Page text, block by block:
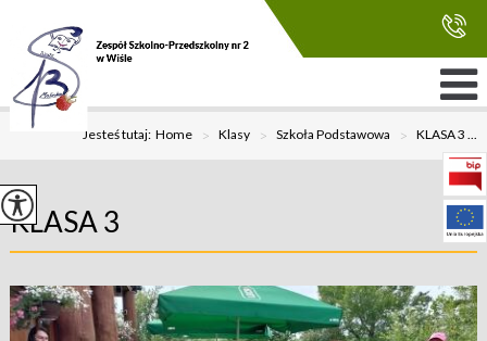
Jesteś tutaj:Home > Klasy > Szkoła Podstawowa > KLASA 3 ...
KLASA 3